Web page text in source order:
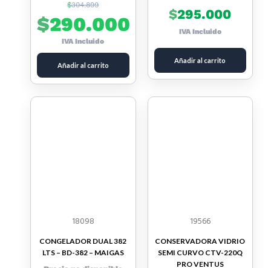
$304.899
$290.000
IVA Incluido
Añadir al carrito
$295.000
IVA Incluido
Añadir al carrito
18098
CONGELADOR DUAL 382
LTS – BD-382 – MAIGAS
19566
CONSERVADORA VIDRIO
SEMI CURVO CTV-220Q
PRO VENTUS